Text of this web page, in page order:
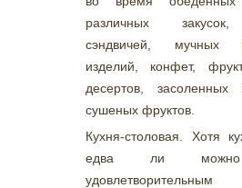
различных
сэндвичей, мучных
изделий, конфет,
десертов, засоленных
сушеных фруктов.
Кухня-столовая. Хотя
едва ли можно